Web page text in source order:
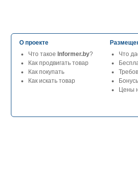
О проекте
Что такое Informer.by?
Как продвигать товар
Как покупать
Как искать товар
Что
Цены